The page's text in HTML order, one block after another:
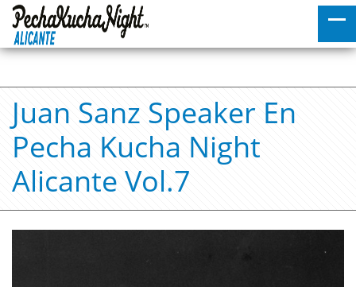
Juan Sanz Speaker En
Pecha Kucha Night
Alicante Vol.7